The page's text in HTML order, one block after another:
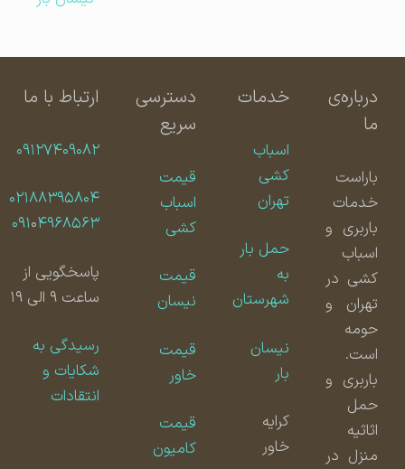
درباره‌ی
باراست
خدمات
باربری و
اسباب
کشی در
تهران و
حومه
است.
باربری و
حمل
اثاثیه
منزل در
خدمات
اسباب
کشی
تهران
حمل بار
شهرستان
نیسان
دسترسی
سریع
قیمت
اسباب
کشی
قیمت
نیسان
قیمت
قیمت
کامیون
ارتباط با ما
۰۹۱۲۷۴۰۹۰۸۲
۰۲۱۸۸۳۹۵۸۰۴
۰۹۱۰۴۹۶۸۵۶۳
پاسخگویی از
ساعت ۹ الی ۱۹
رسیدگی به
شکایات و
انتقادات